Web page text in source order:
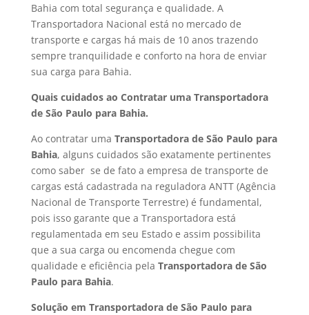
Bahia com total segurança e qualidade. A
Transportadora Nacional está no mercado de
transporte e cargas há mais de 10 anos trazendo
sempre tranquilidade e conforto na hora de enviar
sua carga para Bahia.
Quais cuidados ao Contratar uma Transportadora
de São Paulo para Bahia.
Ao contratar uma Transportadora de São Paulo para
Bahia, alguns cuidados são exatamente pertinentes
como saber se de fato a empresa de transporte de
cargas está cadastrada na reguladora ANTT (Agência
Nacional de Transporte Terrestre) é fundamental,
pois isso garante que a Transportadora está
regulamentada em seu Estado e assim possibilita
que a sua carga ou encomenda chegue com
qualidade e eficiência pela Transportadora de São
Paulo para Bahia.
Solução em Transportadora de São Paulo para